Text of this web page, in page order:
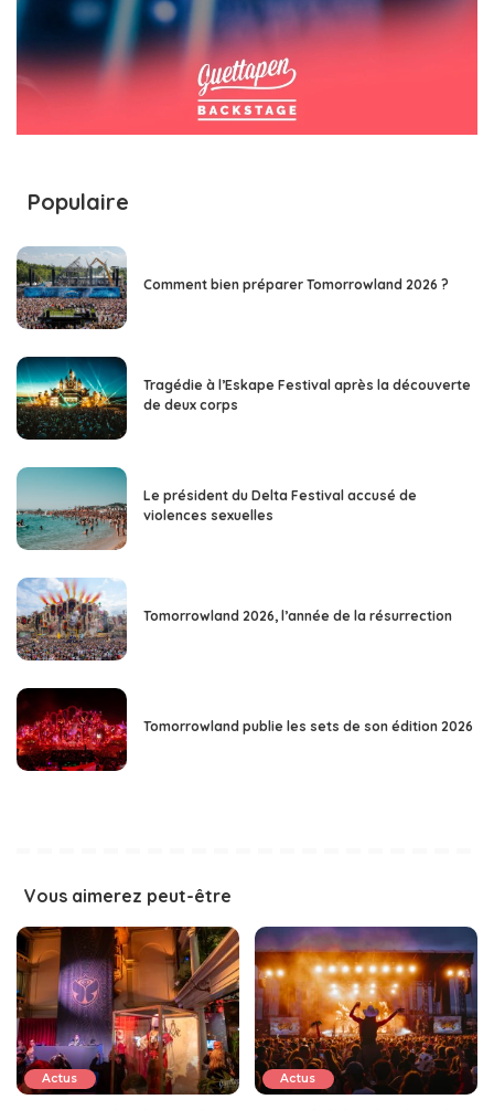
Populaire
Comment bien préparer Tomorrowland 2026 ?
Tragédie à l’Eskape Festival après la découverte
de deux corps
Le président du Delta Festival accusé de
violences sexuelles
Tomorrowland 2026, l’année de la résurrection
Tomorrowland publie les sets de son édition 2026
Vous aimerez peut-être
Actus Actus